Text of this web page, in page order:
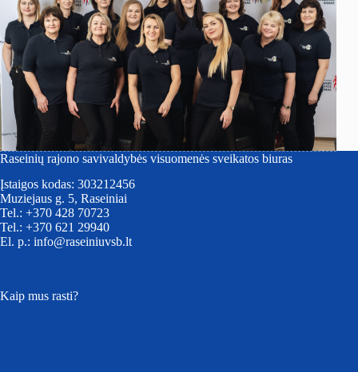
Raseinių rajono savivaldybės visuomenės sveikatos biuras
Įstaigos kodas: 303212456
Muziejaus g. 5, Raseiniai
Tel.: +370 428 70723
Tel.: +370 621 29940
El. p.: info@raseiniuvsb.lt
Kaip mus rasti?